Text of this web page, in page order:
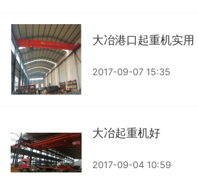
大冶港口起重机实用
2017-09-07 15:35
大冶起重机好
2017-09-04 10:59